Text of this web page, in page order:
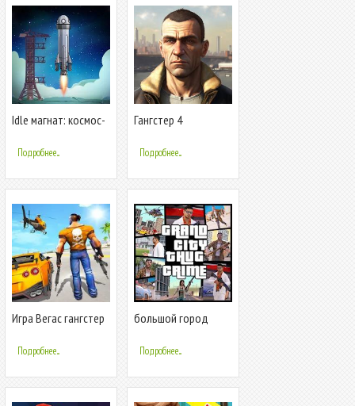
Idle магнат: космос-
Подробнее...
Гангстер 4
Подробнее...
Игра Вегас гангстер
симулятор
Подробнее...
большой город
преступление
гангстер
Подробнее...